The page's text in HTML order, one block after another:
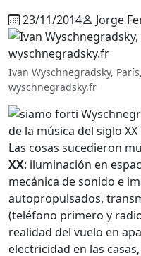
23/11/2014
Jorge
Ivan Wyschnegradsky,
wyschnegradsky.fr
Las cosas sucedieron
XX: iluminación en
mecánica de sonido e
autopropulsados,
(teléfono primero y
realidad del vuelo en
electricidad en las casas,